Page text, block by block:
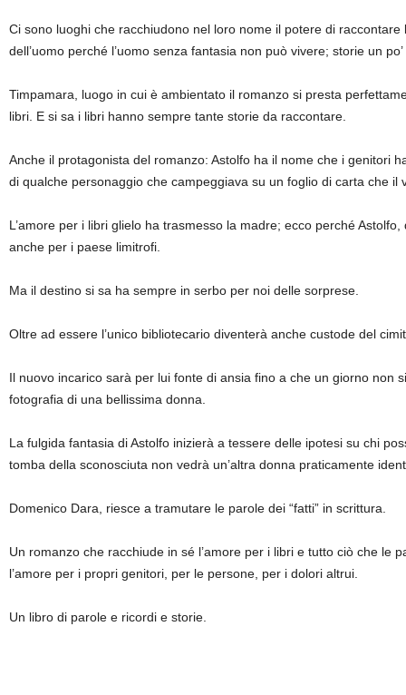
Ci sono luoghi che racchiudono nel loro nome il potere di
dell’uomo perché l’uomo senza fantasia non può vivere; storie un
Timpamara, luogo in cui è ambientato il romanzo si presta
libri. E si sa i libri hanno sempre tante storie da raccontare.
Anche il protagonista del romanzo: Astolfo ha il nome che i genitori
di qualche personaggio che campeggiava su un foglio di carta che
L’amore per i libri glielo ha trasmesso la madre; ecco perché
anche per i paese limitrofi.
Ma il destino si sa ha sempre in serbo per noi delle sorprese.
Oltre ad essere l’unico bibliotecario diventerà anche custode del
Il nuovo incarico sarà per lui fonte di ansia fino a che un giorno non
fotografia di una bellissima donna.
La fulgida fantasia di Astolfo inizierà a tessere delle ipotesi su chi
tomba della sconosciuta non vedrà un’altra donna praticamente
Domenico Dara, riesce a tramutare le parole dei “fatti” in scrittura.
Un romanzo che racchiude in sé l’amore per i libri e tutto ciò che le
l’amore per i propri genitori, per le persone, per i dolori altrui.
Un libro di parole e ricordi e storie.